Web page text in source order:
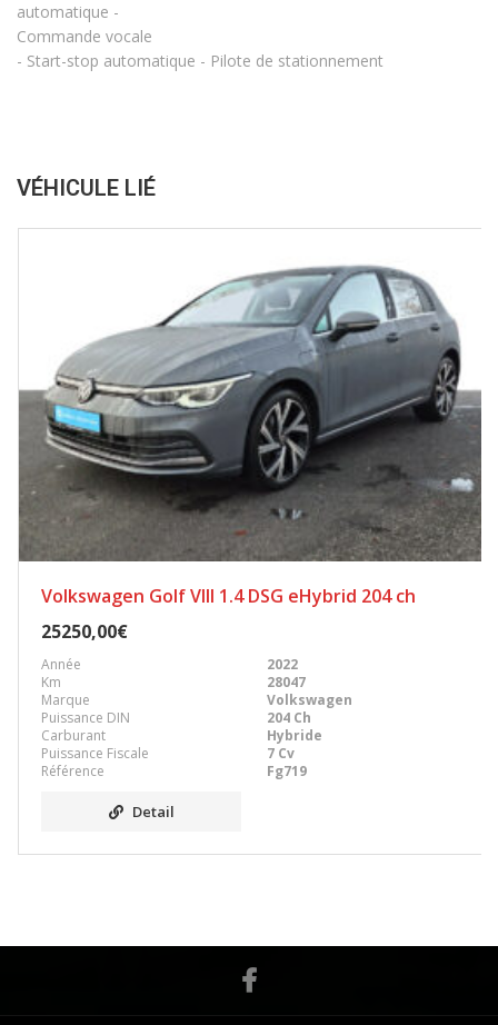
automatique -
Commande vocale
- Start-stop automatique - Pilote de stationnement
VÉHICULE LIÉ
Volkswagen Golf VIII 1.4 DSG eHybrid 204 ch
25250,00€
Année
2022
Km
28047
Marque
Volkswagen
Puissance DIN
204 Ch
Carburant
Hybride
Puissance Fiscale
7 Cv
Référence
Fg719
Detail